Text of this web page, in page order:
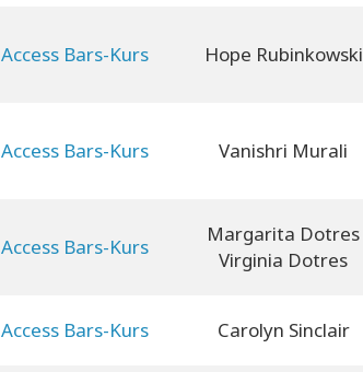
Access Bars-Kurs Hope Rubinkowski
Access Bars-Kurs Vanishri Murali
Access Bars-Kurs
Margarita Dotres
Virginia Dotres
Access Bars-Kurs Carolyn Sinclair